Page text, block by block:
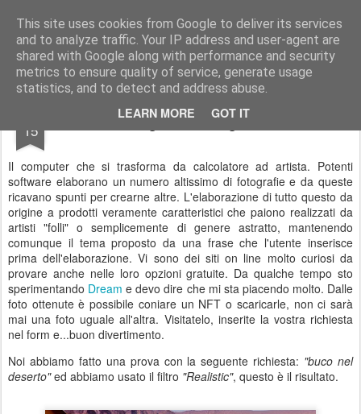
This site uses cookies from Google to deliver its services
and to analyze traffic. Your IP address and user-agent are
shared with Google along with performance and security
metrics to ensure quality of service, generate usage
statistics, and to detect and address abuse.
LEARN MORE GOT IT
Stefano Terraglia Creazioni
Pages
15 Testo, immagini e Intelligenza Artificiale
Il computer che si trasforma da calcolatore ad artista. Potenti
software elaborano un numero altissimo di fotografie e da queste
ricavano spunti per crearne altre. L'elaborazione di tutto questo da
origine a prodotti veramente caratteristici che paiono realizzati da
artisti "folli" o semplicemente di genere astratto, mantenendo
comunque il tema proposto da una frase che l'utente inserisce
prima dell'elaborazione. Vi sono dei siti on line molto curiosi da
provare anche nelle loro opzioni gratuite. Da qualche tempo sto
sperimentando Dream e devo dire che mi sta piacendo molto. Dalle
foto ottenute è possibile coniare un NFT o scaricarle, non ci sarà
mai una foto uguale all'altra. Visitatelo, inserite la vostra richiesta
nel form e...buon divertimento.
Noi abbiamo fatto una prova con la seguente richiesta: "buco nel
deserto"ed abbiamo usato il filtro "Realistic", questo è il risultato.